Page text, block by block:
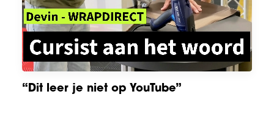
Binnenzijden auto’s wrappen?